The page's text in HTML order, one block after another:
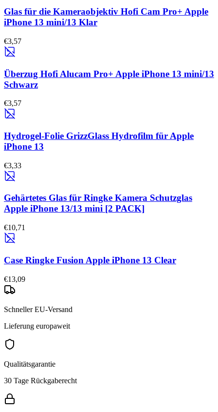
Glas für die Kameraobjektiv Hofi Cam Pro+ Apple
iPhone 13 mini/13 Klar
€3,57
Überzug Hofi Alucam Pro+ Apple iPhone 13 mini/13
Schwarz
€3,57
Hydrogel-Folie GrizzGlass Hydrofilm für Apple
iPhone 13
€3,33
Gehärtetes Glas für Ringke Kamera Schutzglas
Apple iPhone 13/13 mini [2 PACK]
€10,71
Case Ringke Fusion Apple iPhone 13 Clear
€13,09
Schneller EU-Versand
Lieferung europaweit
Qualitätsgarantie
30 Tage Rückgaberecht